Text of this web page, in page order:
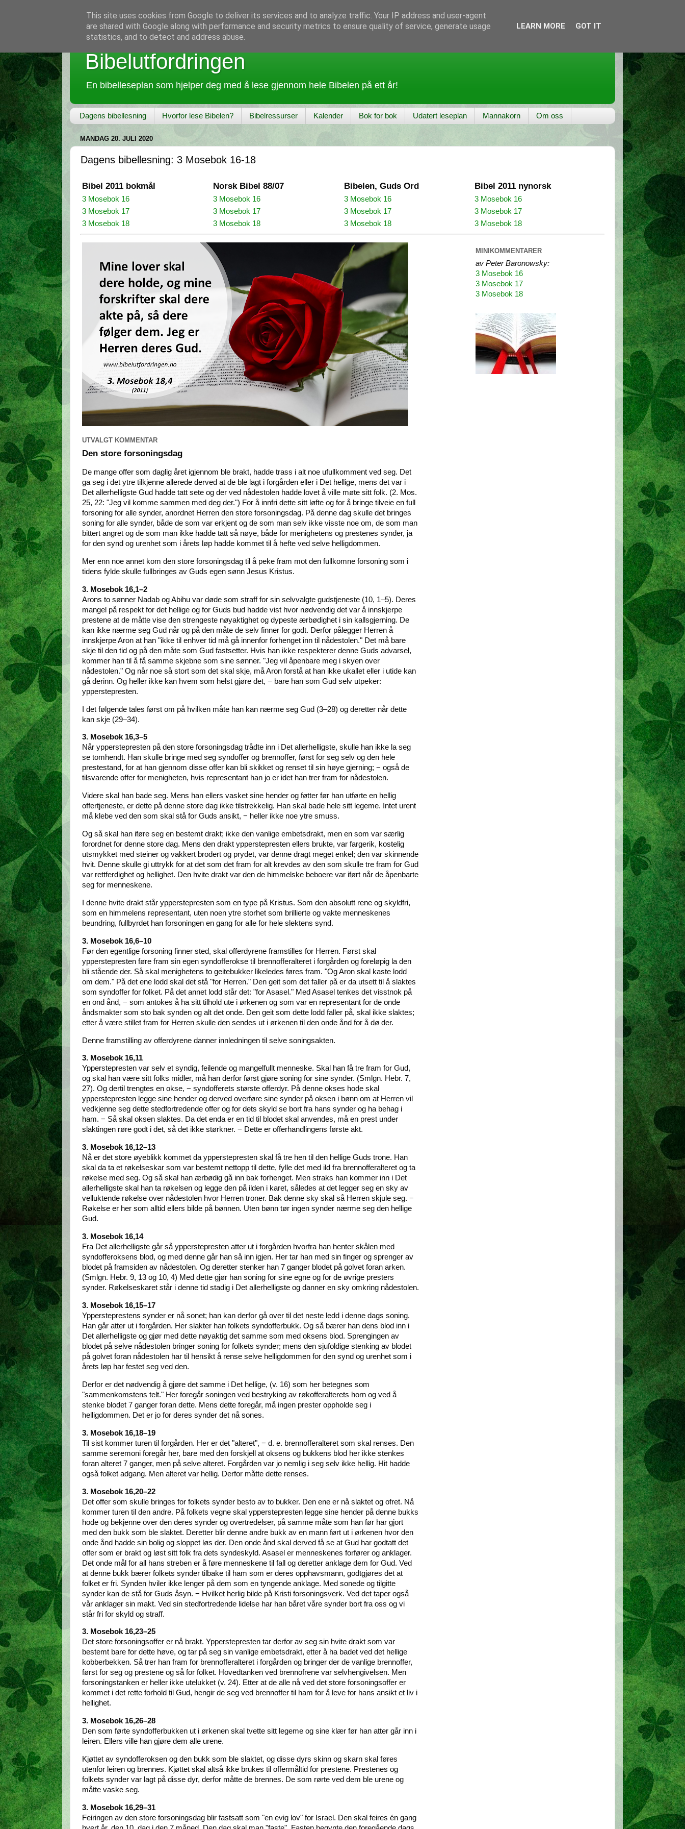
Bibelutfordringen
En bibelleseplan som hjelper deg med å lese gjennom hele Bibelen på ett år!
Dagens bibellesning Hvorfor lese Bibelen? Bibelressurser Kalender Bok for bok Udatert leseplan Mannakorn Om oss
MANDAG 20. JULI 2020
Dagens bibellesning: 3 Mosebok 16-18
Bibel 2011 bokmål Norsk Bibel 88/07 Bibelen, Guds Ord Bibel 2011 nynorsk
3 Mosebok 16 3 Mosebok 16 3 Mosebok 16
3 Mosebok 16
3 Mosebok 17
3 Mosebok 17 3 Mosebok 17
3 Mosebok 17
3 Mosebok 18
3 Mosebok 18 3 Mosebok 18 3 Mosebok 18
UTVALGT KOMMENTAR
Den store forsoningsdag
De mange offer som daglig året igjennom ble brakt, hadde trass i alt noe ufullkomment ved seg. Det
ga seg i det ytre tilkjenne allerede derved at de ble lagt i forgården eller i Det hellige, mens det var i
Det allerhelligste Gud hadde tatt sete og der ved nådestolen hadde lovet å ville møte sitt folk. (2. Mos.
25, 22: "Jeg vil komme sammen med deg der.") For å innfri dette sitt løfte og for å bringe tilveie en full
forsoning for alle synder, anordnet Herren den store forsoningsdag. På denne dag skulle det bringes
soning for alle synder, både de som var erkjent og de som man selv ikke visste noe om, de som man
bittert angret og de som man ikke hadde tatt så nøye, både for menighetens og prestenes synder, ja
for den synd og urenhet som i årets løp hadde kommet til å hefte ved selve helligdommen.
Mer enn noe annet kom den store forsoningsdag til å peke fram mot den fullkomne forsoning som i
tidens fylde skulle fullbringes av Guds egen sønn Jesus Kristus.
3. Mosebok 16,1–2
Arons to sønner Nadab og Abihu var døde som straff for sin selvvalgte gudstjeneste (10, 1–5). Deres
mangel på respekt for det hellige og for Guds bud hadde vist hvor nødvendig det var å innskjerpe
prestene at de måtte vise den strengeste nøyaktighet og dypeste ærbødighet i sin kallsgjerning. De
kan ikke nærme seg Gud når og på den måte de selv finner for godt. Derfor pålegger Herren å
innskjerpe Aron at han "ikke til enhver tid må gå innenfor forhenget inn til nådestolen." Det må bare
skje til den tid og på den måte som Gud fastsetter. Hvis han ikke respekterer denne Guds advarsel,
kommer han til å få samme skjebne som sine sønner. "Jeg vil åpenbare meg i skyen over
nådestolen." Og når noe så stort som det skal skje, må Aron forstå at han ikke ukallet eller i utide kan
gå derinn. Og heller ikke kan hvem som helst gjøre det, − bare han som Gud selv utpeker:
ypperstepresten.
I det følgende tales først om på hvilken måte han kan nærme seg Gud (3–28) og deretter når dette
kan skje (29–34).
3. Mosebok 16,3–5
Når ypperstepresten på den store forsoningsdag trådte inn i Det allerhelligste, skulle han ikke la seg
se tomhendt. Han skulle bringe med seg syndoffer og brennoffer, først for seg selv og den hele
prestestand, for at han gjennom disse offer kan bli skikket og renset til sin høye gjerning; − også de
tilsvarende offer for menigheten, hvis representant han jo er idet han trer fram for nådestolen.
Videre skal han bade seg. Mens han ellers vasket sine hender og føtter før han utførte en hellig
offertjeneste, er dette på denne store dag ikke tilstrekkelig. Han skal bade hele sitt legeme. Intet urent
må klebe ved den som skal stå for Guds ansikt, − heller ikke noe ytre smuss.
Og så skal han iføre seg en bestemt drakt; ikke den vanlige embetsdrakt, men en som var særlig
forordnet for denne store dag. Mens den drakt ypperstepresten ellers brukte, var fargerik, kostelig
utsmykket med steiner og vakkert brodert og prydet, var denne dragt meget enkel; den var skinnende
hvit. Denne skulle gi uttrykk for at det som det fram for alt krevdes av den som skulle tre fram for Gud
var rettferdighet og hellighet. Den hvite drakt var den de himmelske beboere var iført når de åpenbarte
seg for menneskene.
I denne hvite drakt står ypperstepresten som en type på Kristus. Som den absolutt rene og skyldfri,
som en himmelens representant, uten noen ytre storhet som brillierte og vakte menneskenes
beundring, fullbyrdet han forsoningen en gang for alle for hele slektens synd.
3. Mosebok 16,6–10
Før den egentlige forsoning finner sted, skal offerdyrene framstilles for Herren. Først skal
ypperstepresten føre fram sin egen syndofferokse til brennofferalteret i forgården og foreløpig la den
bli stående der. Så skal menighetens to geitebukker likeledes føres fram. "Og Aron skal kaste lodd
om dem." På det ene lodd skal det stå "for Herren." Den geit som det faller på er da utsett til å slaktes
som syndoffer for folket. På det annet lodd står det: "for Asasel." Med Asasel tenkes det visstnok på
en ond ånd, − som antokes å ha sitt tilhold ute i ørkenen og som var en representant for de onde
åndsmakter som sto bak synden og alt det onde. Den geit som dette lodd faller på, skal ikke slaktes;
etter å være stillet fram for Herren skulle den sendes ut i ørkenen til den onde ånd for å dø der.
Denne framstilling av offerdyrene danner innledningen til selve soningsakten.
3. Mosebok 16,11
Ypperstepresten var selv et syndig, feilende og mangelfullt menneske. Skal han få tre fram for Gud,
og skal han være sitt folks midler, må han derfor først gjøre soning for sine synder. (Smlgn. Hebr. 7,
27). Og dertil trengtes en okse, − syndofferets største offerdyr. På denne okses hode skal
ypperstepresten legge sine hender og derved overføre sine synder på oksen i bønn om at Herren vil
vedkjenne seg dette stedfortredende offer og for dets skyld se bort fra hans synder og ha behag i
ham. − Så skal oksen slaktes. Da det enda er en tid til blodet skal anvendes, må en prest under
slaktingen røre godt i det, så det ikke størkner. − Dette er offerhandlingens første akt.
3. Mosebok 16,12–13
Nå er det store øyeblikk kommet da ypperstepresten skal få tre hen til den hellige Guds trone. Han
skal da ta et røkelseskar som var bestemt nettopp til dette, fylle det med ild fra brennofferalteret og ta
røkelse med seg. Og så skal han ærbødig gå inn bak forhenget. Men straks han kommer inn i Det
allerhelligste skal han ta røkelsen og legge den på ilden i karet, således at det legger seg en sky av
velluktende røkelse over nådestolen hvor Herren troner. Bak denne sky skal så Herren skjule seg. −
Røkelse er her som alltid ellers bilde på bønnen. Uten bønn tør ingen synder nærme seg den hellige
Gud.
3. Mosebok 16,14
Fra Det allerhelligste går så ypperstepresten atter ut i forgården hvorfra han henter skålen med
syndofferoksens blod, og med denne går han så inn igjen. Her tar han med sin finger og sprenger av
blodet på framsiden av nådestolen. Og deretter stenker han 7 ganger blodet på golvet foran arken.
(Smlgn. Hebr. 9, 13 og 10, 4) Med dette gjør han soning for sine egne og for de øvrige presters
synder. Røkelseskaret står i denne tid stadig i Det allerhelligste og danner en sky omkring nådestolen.
3. Mosebok 16,15–17
Yppersteprestens synder er nå sonet; han kan derfor gå over til det neste ledd i denne dags soning.
Han går atter ut i forgården. Her slakter han folkets syndofferbukk. Og så bærer han dens blod inn i
Det allerhelligste og gjør med dette nøyaktig det samme som med oksens blod. Sprengingen av
blodet på selve nådestolen bringer soning for folkets synder; mens den sjufoldige stenking av blodet
på golvet foran nådestolen har til hensikt å rense selve helligdommen for den synd og urenhet som i
årets løp har festet seg ved den.
Derfor er det nødvendig å gjøre det samme i Det hellige, (v. 16) som her betegnes som
"sammenkomstens telt." Her foregår soningen ved bestryking av røkofferalterets horn og ved å
stenke blodet 7 ganger foran dette. Mens dette foregår, må ingen prester oppholde seg i
helligdommen. Det er jo for deres synder det nå sones.
3. Mosebok 16,18–19
Til sist kommer turen til forgården. Her er det "alteret", − d. e. brennofferalteret som skal renses. Den
samme seremoni foregår her, bare med den forskjell at oksens og bukkens blod her ikke stenkes
foran alteret 7 ganger, men på selve alteret. Forgården var jo nemlig i seg selv ikke hellig. Hit hadde
også folket adgang. Men alteret var hellig. Derfor måtte dette renses.
3. Mosebok 16,20–22
Det offer som skulle bringes for folkets synder besto av to bukker. Den ene er nå slaktet og ofret. Nå
kommer turen til den andre. På folkets vegne skal ypperstepresten legge sine hender på denne bukks
hode og bekjenne over den deres synder og overtredelser, på samme måte som han før har gjort
med den bukk som ble slaktet. Deretter blir denne andre bukk av en mann ført ut i ørkenen hvor den
onde ånd hadde sin bolig og sloppet løs der. Den onde ånd skal derved få se at Gud har godtatt det
offer som er brakt og løst sitt folk fra dets syndeskyld. Asasel er menneskenes forfører og anklager.
Det onde mål for all hans streben er å føre menneskene til fall og deretter anklage dem for Gud. Ved
at denne bukk bærer folkets synder tilbake til ham som er deres opphavsmann, godtgjøres det at
folket er fri. Synden hviler ikke lenger på dem som en tyngende anklage. Med sonede og tilgitte
synder kan de stå for Guds åsyn. − Hvilket herlig bilde på Kristi forsoningsverk. Ved det taper også
vår anklager sin makt. Ved sin stedfortredende lidelse har han båret våre synder bort fra oss og vi
står fri for skyld og straff.
3. Mosebok 16,23–25
Det store forsoningsoffer er nå brakt. Ypperstepresten tar derfor av seg sin hvite drakt som var
bestemt bare for dette høve, og tar på seg sin vanlige embetsdrakt, etter å ha badet ved det hellige
kobberbekken. Så trer han fram for brennofferalteret i forgården og bringer der de vanlige brennoffer,
først for seg og prestene og så for folket. Hovedtanken ved brennofrene var selvhengivelsen. Men
forsoningstanken er heller ikke utelukket (v. 24). Etter at de alle nå ved det store forsoningsoffer er
kommet i det rette forhold til Gud, hengir de seg ved brennoffer til ham for å leve for hans ansikt et liv i
hellighet.
3. Mosebok 16,26–28
Den som førte syndofferbukken ut i ørkenen skal tvette sitt legeme og sine klær før han atter går inn i
leiren. Ellers ville han gjøre dem alle urene.
Kjøttet av syndofferoksen og den bukk som ble slaktet, og disse dyrs skinn og skarn skal føres
utenfor leiren og brennes. Kjøttet skal altså ikke brukes til offermåltid for prestene. Prestenes og
folkets synder var lagt på disse dyr, derfor måtte de brennes. De som rørte ved dem ble urene og
måtte vaske seg.
3. Mosebok 16,29–31
Feiringen av den store forsoningsdag blir fastsatt som "en evig lov" for Israel. Den skal feires én gang
MINIKOMMENTARER
av Peter Baronowsky:
3 Mosebok 16
3 Mosebok 17
3 Mosebok 18
This site uses cookies from Google to deliver its services and to analyze traffic. Your IP address and user-agent
are shared with Google along with performance and security metrics to ensure quality of service, generate usage
statistics, and to detect and address abuse.
LEARN MORE GOT IT